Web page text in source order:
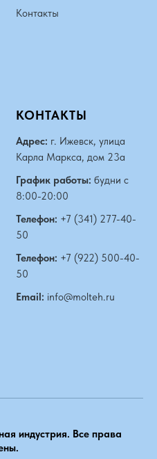
Контакты
КОНТАКТЫ
Адрес: г. Ижевск, улица
Карла Маркса, дом 23а
График работы: будни с
8:00-20:00
Телефон: +7 (341) 277-40-
50
Телефон: +7 (922) 500-40-
50
Email: info@molteh.ru
индустрия. Все права